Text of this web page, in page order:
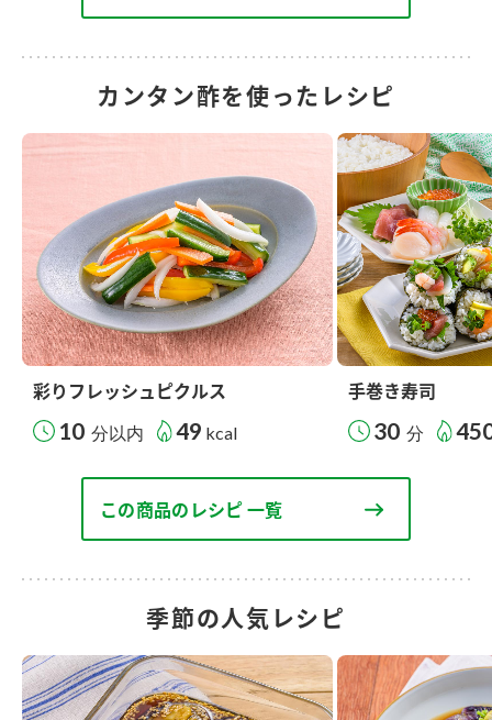
カンタン酢を使ったレシピ
彩りフレッシュピクルス
10 分以内 49 kcal
手巻き寿司
30 分
この商品のレシピ 一覧
季節の人気レシピ